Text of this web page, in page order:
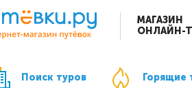
МАГАЗИН
ОНЛАЙН-
Поиск туров Горящие